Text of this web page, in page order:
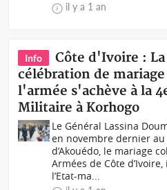
il y a 1 an
Info
Côte d'Ivoire : La
célébration de
l'armée s'achève à la
Militaire à Korhogo
Le Général Lassina
en novembre dernier
d’Akouédo, le mariage
Armées de Côte
l’Etat-ma...